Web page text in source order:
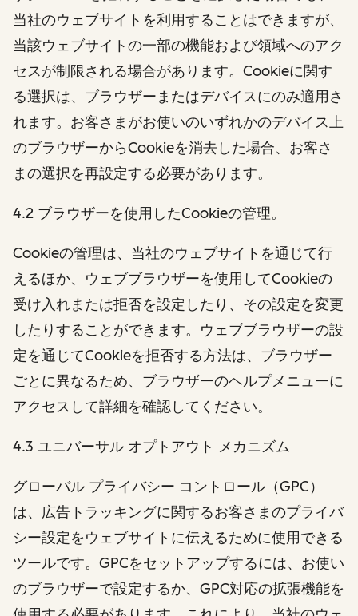
当社のウェブサイトを利用することはできますが、
当該ウェブサイトの一部の機能および領域へのアク
セスが制限される場合があります。Cookieに関す
る選択は、ブラウザーまたはデバイスにのみ適用さ
れます。お客さまがお使いのいずれかのデバイス上
のブラウザーからCookieを消去した場合、お客さ
まの選択を再設定する必要があります。
4.2 ブラウザーを使用したCookieの管理。
Cookieの管理は、当社のウェブサイトを通じて行
えるほか、ウェブブラウザーを使用してCookieの
受け入れまたは拒否を設定したり、その設定を変更
したりすることができます。ウェブブラウザーの設
定を通じてCookieを拒否する方法は、ブラウザー
ごとに異なるため、ブラウザーのヘルプメニューに
アクセスして詳細を確認してください。
4.3 ユニバーサル オプトアウト メカニズム
グローバル プライバシー コントロール（GPC）
は、広告トラッキングに関するお客さまのプライバ
シー設定をウェブサイトに伝えるために使用できる
ツールです。GPCをセットアップするには、お使い
のブラウザーで設定するか、GPC対応の拡張機能を